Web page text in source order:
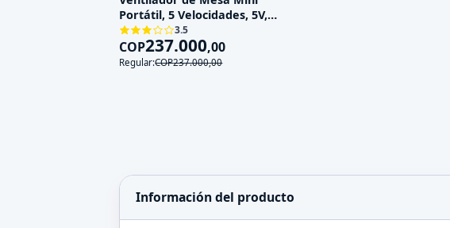
Portátil, 5 Velocidades, 5V,
Recargable
3.5
COP237.000,00
Regular:COP237.000,00
Información del producto